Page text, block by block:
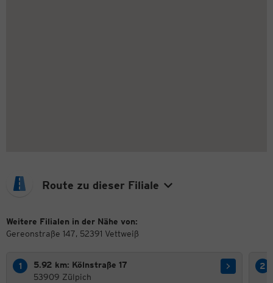
Route zu dieser Filiale
Weitere Filialen in der Nähe von:
Gereonstraße 147, 52391 Vettweiß
5.92 km: Kölnstraße 17
53909 Zülpich